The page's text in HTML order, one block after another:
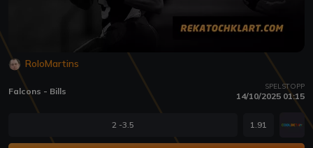
RoloMartins
Falcons - Bills SPELSTOPP
14/10/2025 01:15
2 -3.5 1.91